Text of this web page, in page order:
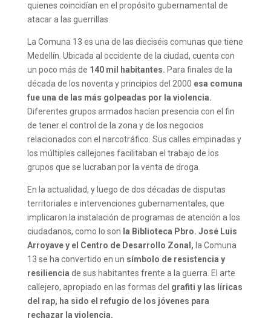
quienes coincidían en el propósito gubernamental de
atacar a las guerrillas.
La Comuna 13 es una de las dieciséis comunas que tiene
Medellín. Ubicada al occidente de la ciudad, cuenta con
un poco más de 140 mil habitantes. Para finales de la
década de los noventa y principios del 2000 esa comuna
fue una de las más golpeadas por la violencia.
Diferentes grupos armados hacían presencia con el fin
de tener el control de la zona y de los negocios
relacionados con el narcotráfico. Sus calles empinadas y
los múltiples callejones facilitaban el trabajo de los
grupos que se lucraban por la venta de droga.
En la actualidad, y luego de dos décadas de disputas
territoriales e intervenciones gubernamentales, que
implicaron la instalación de programas de atención a los
ciudadanos, como lo son la Biblioteca Pbro. José Luis
Arroyave y el Centro de Desarrollo Zonal, la Comuna
13 se ha convertido en un símbolo de resistencia y
resiliencia de sus habitantes frente a la guerra. El arte
callejero, apropiado en las formas del grafiti y las líricas
del rap, ha sido el refugio de los jóvenes para
rechazar la violencia.